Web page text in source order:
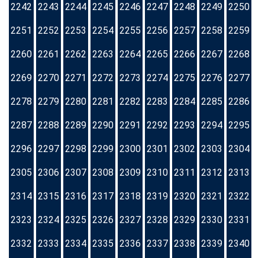
2242 2243 2244 2245 2246 2247 2248 2249 2250
2251 2252 2253 2254 2255 2256 2257 2258 2259
2260 2261 2262 2263 2264 2265 2266 2267 2268
2269 2270 2271 2272 2273 2274 2275 2276 2277
2278 2279 2280 2281 2282 2283 2284 2285 2286
2287 2288 2289 2290 2291 2292 2293 2294 2295
2296 2297 2298 2299 2300 2301 2302 2303 2304
2305 2306 2307 2308 2309 2310 2311 2312 2313
2314 2315 2316 2317 2318 2319 2320 2321 2322
2323 2324 2325 2326 2327 2328 2329 2330 2331
2332 2333 2334 2335 2336 2337 2338 2339 2340